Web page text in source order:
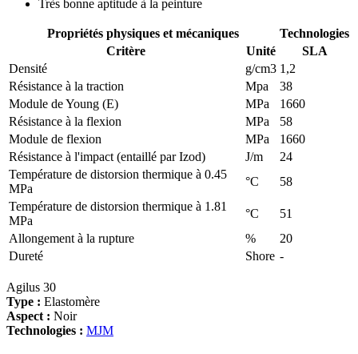
Très bonne aptitude à la peinture
Propriétés physiques et mécaniques
Technologies
Critère
Unité
SLA
Densité
g/cm3 1,2
Résistance à la traction
Mpa
38
Module de Young (E)
MPa
1660
Résistance à la flexion
MPa
58
Module de flexion
MPa
1660
Résistance à l'impact (entaillé par Izod)
J/m
24
Température de distorsion thermique à 0.45
MPa
°C
58
Température de distorsion thermique à 1.81
MPa
°C
51
Allongement à la rupture
%
20
Dureté
Shore -
Agilus 30
Type : Elastomère
Aspect : Noir
Technologies : MJM